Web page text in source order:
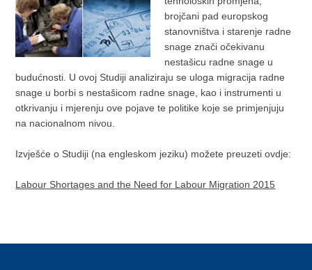
brojčani pad europskog
stanovništva i starenje radne
snage znači očekivanu
nestašicu radne snage u
budućnosti. U ovoj Studiji analiziraju se uloga migracija radne
snage u borbi s nestašicom radne snage, kao i instrumenti u
otkrivanju i mjerenju ove pojave te politike koje se primjenjuju
na nacionalnom nivou.
Izvješće o Studiji (na engleskom jeziku) možete preuzeti ovdje:
Labour Shortages and the Need for Labour Migration 2015